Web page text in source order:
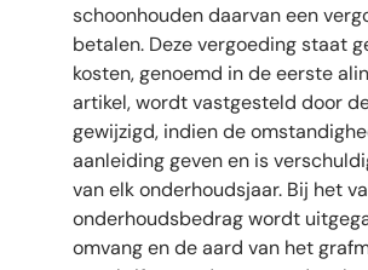
schoonhouden daarvan een
betalen. Deze vergoeding staat
kosten, genoemd in de eerste
artikel, wordt vastgesteld door
gewijzigd, indien de
aanleiding geven en is
van elk onderhoudsjaar. Bij het
onderhoudsbedrag wordt
omvang en de aard van het